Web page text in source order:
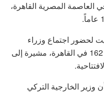
في العاصمة المصرية القاهرة،
لحضور اجتماع وزراء
الخارجية العرب بدورته العادية رقم 162 في القاهرة، مشيرة إلى
وزير الخارجية التركي